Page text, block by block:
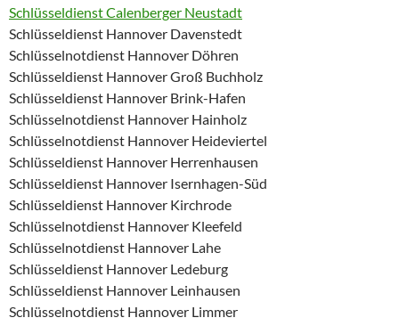
Schlüsseldienst Calenberger Neustadt
Schlüsseldienst Hannover Davenstedt
Schlüsselnotdienst Hannover Döhren
Schlüsseldienst Hannover Groß Buchholz
Schlüsseldienst Hannover Brink-Hafen
Schlüsselnotdienst Hannover Hainholz
Schlüsselnotdienst Hannover Heideviertel
Schlüsseldienst Hannover Herrenhausen
Schlüsseldienst Hannover Isernhagen-Süd
Schlüsseldienst Hannover Kirchrode
Schlüsselnotdienst Hannover Kleefeld
Schlüsselnotdienst Hannover Lahe
Schlüsseldienst Hannover Ledeburg
Schlüsseldienst Hannover Leinhausen
Schlüsselnotdienst Hannover Limmer